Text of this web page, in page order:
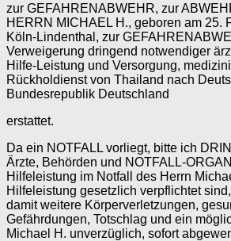
zur GEFAHRENABWEHR, zur
HERRN MICHAEL H., geboren am 25.
Köln-Lindenthal, zur
Verweigerung dringend notwendiger
Hilfe-Leistung und Versorgung,
Rückholdienst von Thailand nach
Bundesrepublik Deutschland
erstattet.
Da ein NOTFALL vorliegt, bitte ich
Ärzte, Behörden und NOTFALL-
Hilfeleistung im Notfall des Herrn
Hilfeleistung gesetzlich verpflichtet
damit weitere Körperverletzungen,
Gefährdungen, Totschlag und ein
Michael H. unverzüglich, sofort